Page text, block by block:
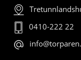
0410-222 22